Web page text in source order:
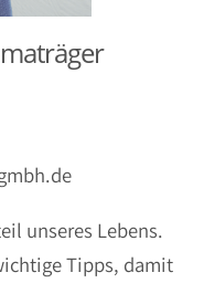
unseres Lebens.
Tipps, damit